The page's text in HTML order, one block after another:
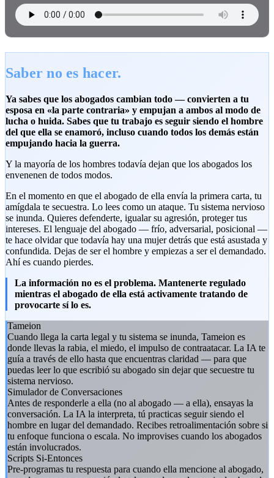
Saber no es hacer.
Ya sabes que los abogados cambian todo — convierten a tu
esposa en «la parte contraria» y empujan a ambos al modo de
lucha o huida. Sabes que tu trabajo es seguir siendo el hombre
del que ella se enamoró, incluso cuando todos los demás están
empujando hacia la guerra.
Y la mayoría de los hombres todavía dejan que los abogados los
envenenen de todos modos.
En el momento en que el abogado de ella envía la primera carta, tu
amígdala te secuestra. Lo lees como un ataque. Tu sistema nervioso
se inunda. Quieres defenderte, igualar su agresión, proteger tus
intereses. El lenguaje del abogado — frío, adversarial, posicional —
te hace olvidar que todavía hay una mujer detrás que está asustada y
confundida. Dejas de ser el hombre y empiezas a ser el demandado.
Ahí es cuando pierdes.
La información no es el problema. Mantenerte regulado
mientras el abogado de ella está activamente tratando de
provocarte sí lo es.
Tameion
Cuando llega la carta legal y tu sistema se inunda, Tameion es
donde llevas la rabia, el miedo, el impulso de contraatacar. La IA te
guía a través de ello hasta que encuentras claridad — para que
puedas leer lo que escribió su abogado sin dejar que secuestre tu
sistema nervioso.
Simulador de Conversaciones
Antes de responderle a ella (no al abogado — a ella), ensayas la
conversación. La IA la interpreta, tú practicas seguir siendo el
hombre en lugar del demandado. Recibes retroalimentación sobre si
tu enfoque funciona o escala. No improvises cuando los abogados
están involucrados.
Scripts Si-Entonces
Pre-programas tu respuesta para cuando ella mencione al abogado,